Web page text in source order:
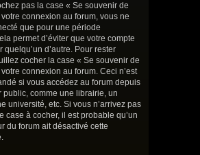
pas la case « Se souvenir de
connexion au forum, vous ne
que pour une période
permet d’éviter que votre compte
quelqu’un d’autre. Pour rester
cocher la case « Se souvenir de
connexion au forum. Ceci n’est
si vous accédez au forum depuis
public, comme une librairie, un
université, etc. Si vous n’arrivez pas
case à cocher, il est probable qu’un
du forum ait désactivé cette